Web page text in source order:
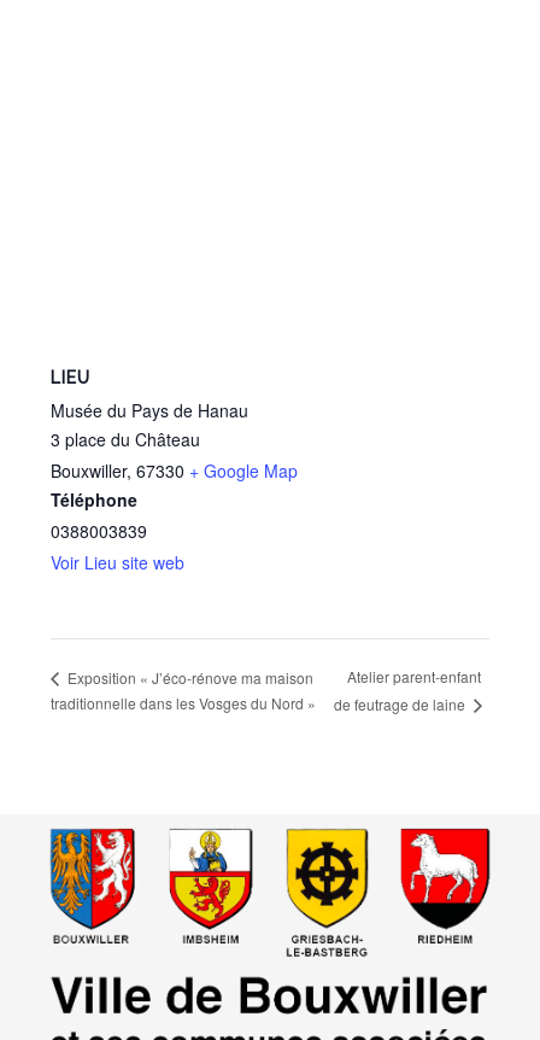
LIEU
Musée du Pays de Hanau
3 place du Château
Bouxwiller, 67330 + Google Map
Téléphone
0388003839
Voir Lieu site web
Exposition « J’éco-rénove ma maison
traditionnelle dans les Vosges du Nord »
Atelier parent-enfant
de feutrage de laine